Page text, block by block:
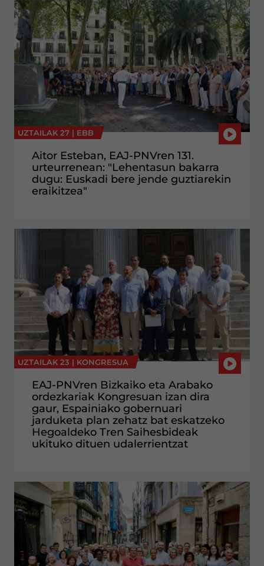
UZTAILAK 27 | EBB
Aitor Esteban, EAJ-PNVren 131.
urteurrenean: "Lehentasun bakarra
dugu: Euskadi bere jende guztiarekin
eraikitzea"
UZTAILAK 23 | KONGRESUA
EAJ-PNVren Bizkaiko eta Arabako
ordezkariak Kongresuan izan dira
gaur, Espainiako gobernuari
jarduketa plan zehatz bat eskatzeko
Hegoaldeko Tren Saihesbideak
ukituko dituen udalerrientzat